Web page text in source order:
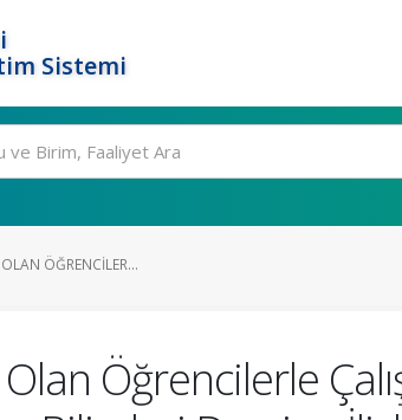
Sistemi
ÖĞRENCILER...
Öğrencilerle